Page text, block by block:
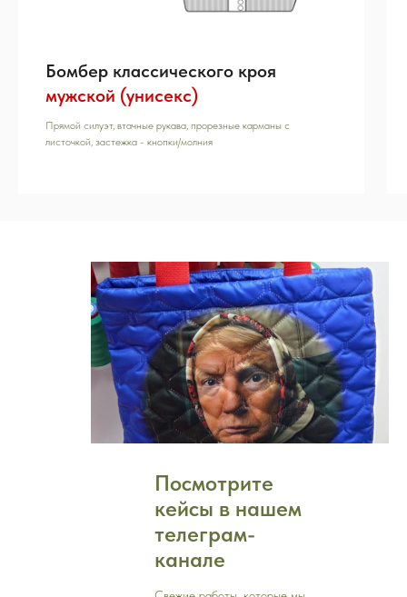
Бомбер классического кроя
мужской (унисекс)
Прямой силуэт, втачные рукава, прорезные карманы с
листочкой, застежка - кнопки/молния
Посмотрите
кейсы в нашем
телеграм-
канале